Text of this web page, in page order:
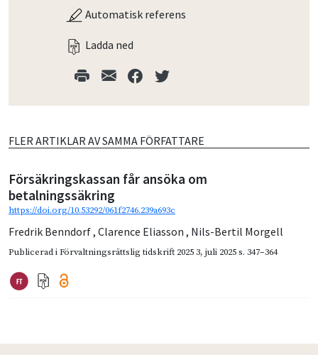
Automatisk referens
Ladda ned
FLER ARTIKLAR AV SAMMA FÖRFATTARE
Försäkringskassan får ansöka om
betalningssäkring
https://doi.org/10.53292/061f2746.239a693c
Fredrik Benndorf, Clarence Eliasson , Nils-Bertil Morgell
Publicerad iFörvaltningsrättslig tidskrift 2025 3, juli 2025s. 347–364